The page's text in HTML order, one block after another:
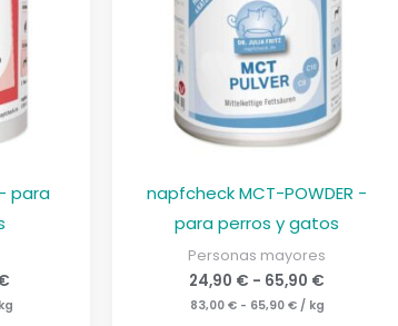
para
kg
napfcheck MCT-POWDER -
para perros y gatos
Personas mayores
24,90 € - 65,90 €
83,00 €- 65,90 €/ kg